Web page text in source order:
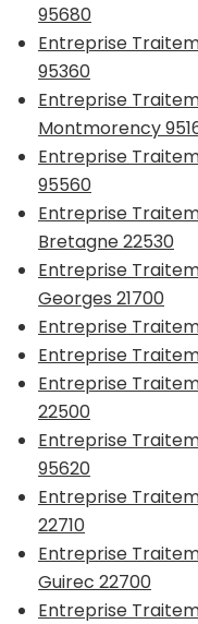
95680
Entreprise
95360
Entreprise
Montmorency
Entreprise
95560
Entreprise
Bretagne 22530
Entreprise
Georges 21700
Entreprise
Entreprise
Entreprise
22500
Entreprise
95620
Entreprise
22710
Entreprise
Guirec 22700
Entreprise